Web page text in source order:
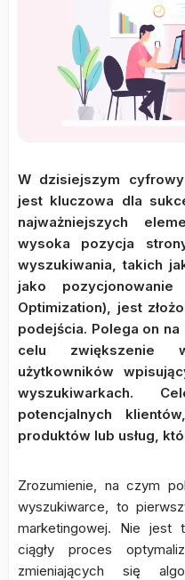
W dzisiejszym
jest kluczowa dla
najważniejszych
wysoka pozycja
wyszukiwania, takich
jako
Optimization), jest
podejścia. Polega on na
celu zwiększenie
użytkowników
wyszukiwarkach.
potencjalnych
produktów lub usług,
Zrozumienie, na czym
wyszukiwarce, to
marketingowej. Nie jest
ciągły proces
zmieniających się